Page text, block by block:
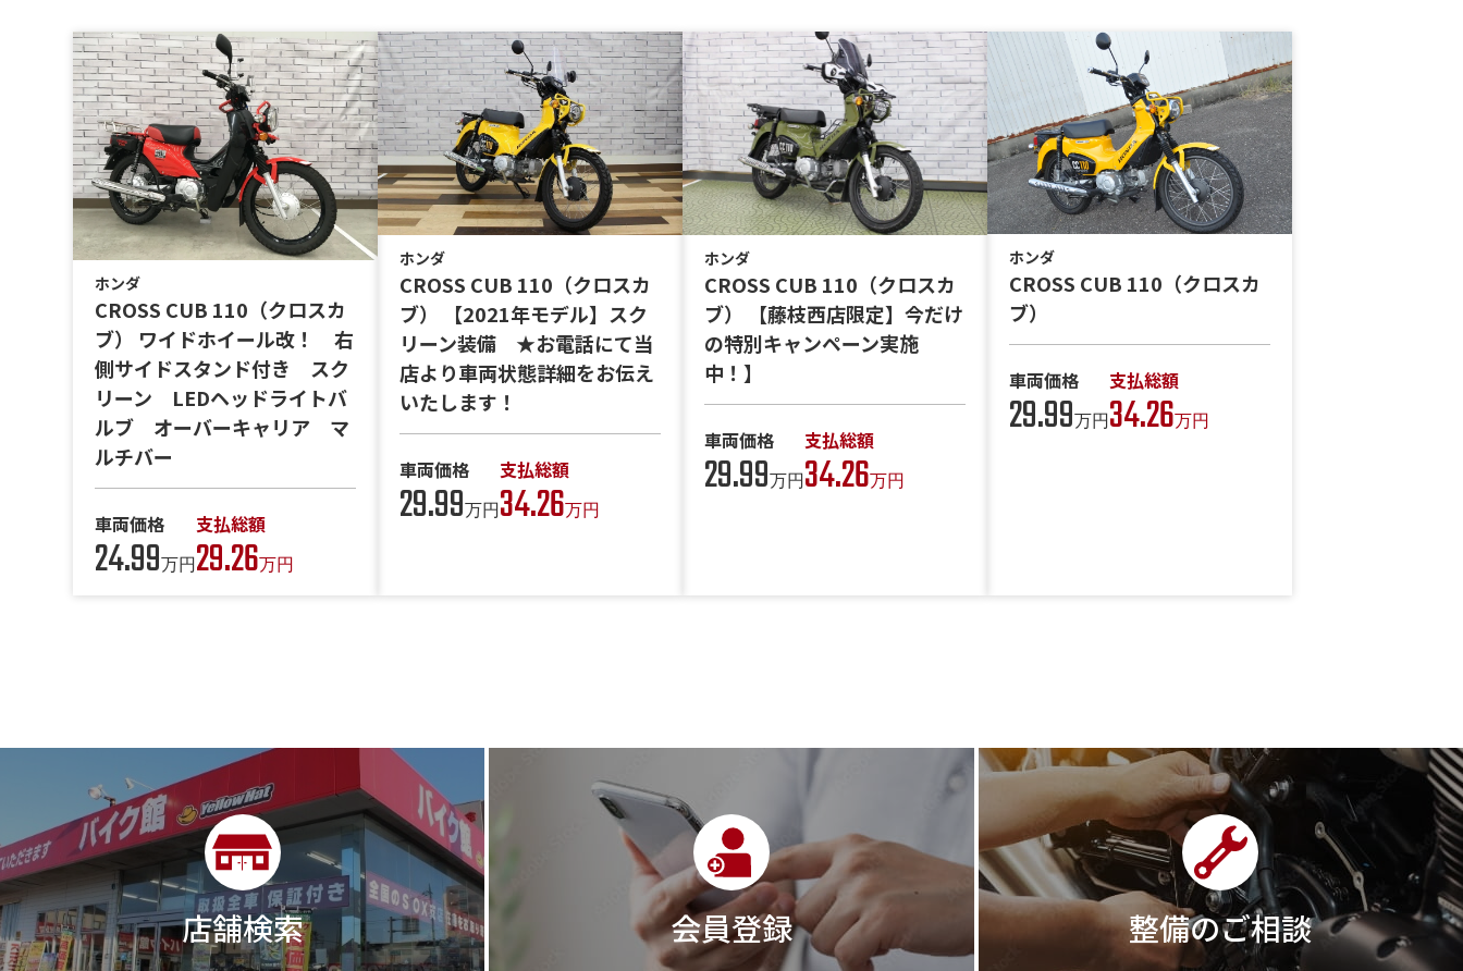
ホンダ
CROSS CUB 110（クロスカ
ブ） ワイドホイール改！ 右
側サイドスタンド付き スク
リーン LEDヘッドライトバ
ルブ オーバーキャリア マ
ルチバー
車両価格
24.99万円
支払総額
29.26万円
ホンダ
CROSS CUB 110（クロスカ
ブ） 【2021年モデル】スク
リーン装備 ★お電話にて当
店より車両状態詳細をお伝え
いたします！
車両価格
29.99万円
支払総額
34.26万円
ホンダ
CROSS CUB 110（クロスカ
ブ） 【藤枝西店限定】今だけ
の特別キャンペーン実施
中！】
車両価格
29.99万円
支払総額
34.26万円
ホンダ
CROSS CUB 110（クロスカ
ブ）
車両価格
29.99万円
支払総額
34.26万円
店舗検索 会員登録 整備のご相談